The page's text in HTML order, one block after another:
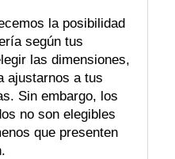
la posibilidad
según tus
las dimensiones,
ajustarnos a tus
Sin embargo, los
no son elegibles
que presenten